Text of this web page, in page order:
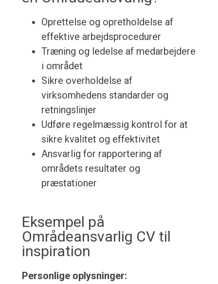
Oprettelse og opretholdelse af
effektive arbejdsprocedurer
Træning og ledelse af medarbejdere
i området
Sikre overholdelse af
virksomhedens standarder og
retningslinjer
Udføre regelmæssig kontrol for at
sikre kvalitet og effektivitet
Ansvarlig for rapportering af
områdets resultater og
præstationer
Eksempel på
Områdeansvarlig CV til
inspiration
Personlige oplysninger: